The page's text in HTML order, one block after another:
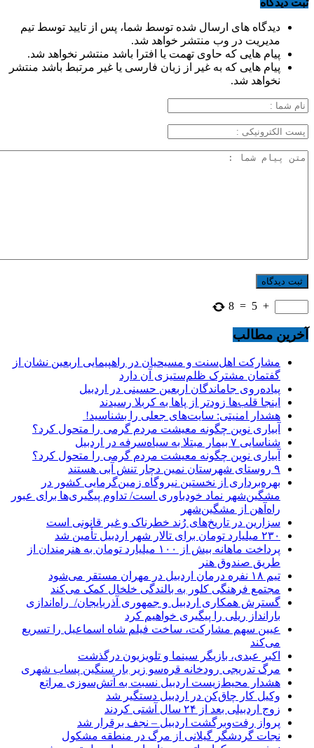
دیدگاه های ارسال شده توسط شما، پس از تایید توسط تیم
مدیریت در وب منتشر خواهد شد.
پیام هایی که حاوی تهمت یا افترا باشد منتشر نخواهد شد.
پیام هایی که به غیر از زبان فارسی یا غیر مرتبط باشد منتشر
نخواهد شد.
+
5
=
8
آخرین مطالب
مشارکت اهل‌سنت و مسیحیان در راهپیمایی اربعین نشان از
گفتمان مشترک ظلم‌ستیزی آن دارد
پیاده‌روی جاماندگان اربعین حسینی در اردبیل
اینجا قلب‌ها زودتر از پاها به کربلا رسیدند
هشدار امنیتی: سایت‌های جعلی را بشناسید!
آبیاری نوین چگونه معیشت مردم گرمی را متحول کرد؟
شناسایی ۷ بیمار مبتلا به سیاه‌سرفه در اردبیل
آبیاری نوین چگونه معیشت مردم گرمی را متحول کرد؟
۹ روستای شهرستان نمین دچار تنش آبی هستند
بهره‌برداری از نخستین نیروگاه زمین‌گرمایی کشور در
مشگین‌شهر نماد خودباوری است/ تداوم پیگیری‌ها برای عبور
راه‌آهن از مشگین‌شهر
سزارین در تاریخ‌های رُند خطرناک و غیر قانونی است
۲۳۰ میلیارد تومان برای تالار شهر اردبیل تأمین شد
پرداخت ماهانه بیش از ۱۰۰ میلیارد تومان به هنرمندان از
طریق صندوق هنر
تیم ۱۸ نفره درمان اردبیل در مهران مستقر می‌شود
مجتمع فرهنگی کلور به بالندگی خلخال کمک می‌کند
گسترش همکاری اردبیل و جمهوری آذربایجان/ راه‌اندازی
بارانداز ریلی را پیگیری خواهیم کرد
عیین سهم مشارکت، ساخت فیلم شاه‌ اسماعیل را تسریع
می‌کند
اکبر عبدی، بازیگر سینما و تلویزیون درگذشت
مرگ تدریجی رودخانه قره‌سو زیر بار سنگین پساب شهری
هشدار محیط‌زیست اردبیل نسبت به آتش‌سوزی مراتع
وکیل کار چاق‌کن در اردبیل دستگیر شد
زوج اردبیلی بعد از ۲۴ سال آشتی کردند
پرواز رفت‌وبرگشت اردبیل – نجف برقرار شد
نجات گردشگر گیلانی از مرگ در منطقه مشکول